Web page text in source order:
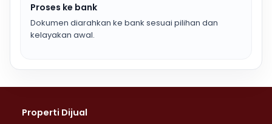
Proses ke bank
Dokumen diarahkan ke bank sesuai pilihan dan
kelayakan awal.
Properti Dijual